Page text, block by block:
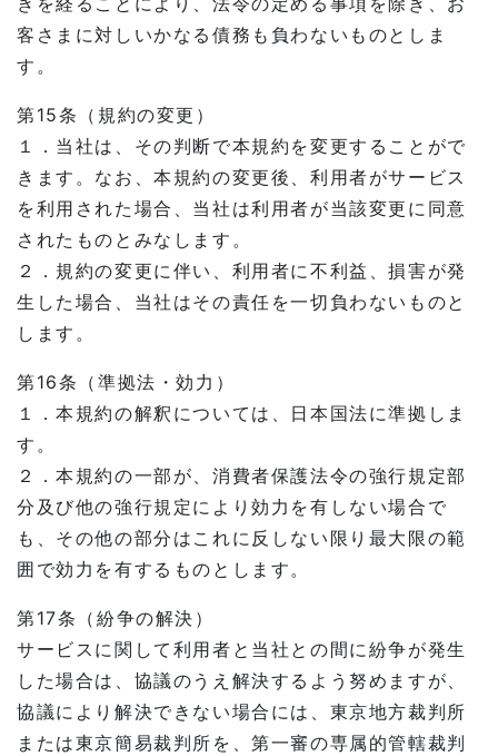
客さまに対しいかなる債務も負わないものとしま
す。
第15条（規約の変更）
１．当社は、その判断で本規約を変更することがで
きます。なお、本規約の変更後、利用者がサービス
を利用された場合、当社は利用者が当該変更に同意
されたものとみなします。
２．規約の変更に伴い、利用者に不利益、損害が発
生した場合、当社はその責任を一切負わないものと
します。
第16条（準拠法・効力）
１．本規約の解釈については、日本国法に準拠しま
す。
２．本規約の一部が、消費者保護法令の強行規定部
分及び他の強行規定により効力を有しない場合で
も、その他の部分はこれに反しない限り最大限の範
囲で効力を有するものとします。
第17条（紛争の解決）
サービスに関して利用者と当社との間に紛争が発生
した場合は、協議のうえ解決するよう努めますが、
協議により解決できない場合には、東京地方裁判所
または東京簡易裁判所を、第一審の専属的管轄裁判